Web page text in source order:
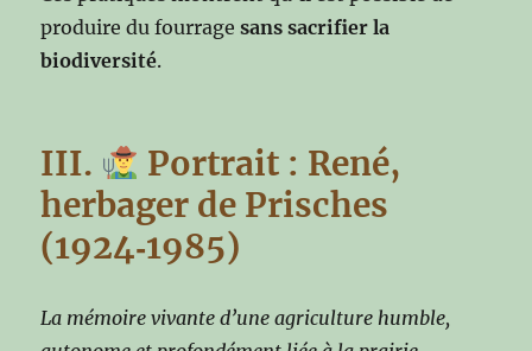
produire du fourragesans sacrifier la
biodiversité.
III.
Portrait : René,
herbager de Prisches
(1924‑1985)
La mémoire vivante d’une agriculture humble,